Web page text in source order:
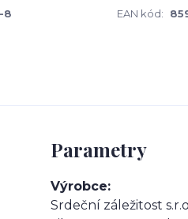
8 EAN kód:
Parametry
Výrobce
Srdeční záležitost